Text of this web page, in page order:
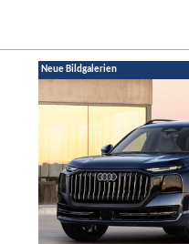
Neue Bildgalerien